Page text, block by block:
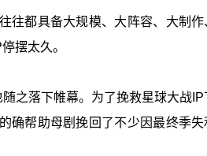
往都具备大规模、大阵容、大制作
摆太久。
之落下帷幕。为了挽救星球大战IP
确帮助母剧挽回了不少因最终季失